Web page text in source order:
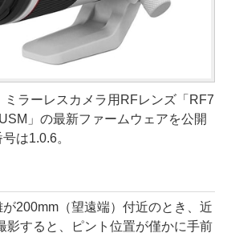
ミラーレスカメラ用RFレンズ「RF7
」の最新ファームウェアを公開
は1.0.6。
が200mm（望遠端）付近のとき、近
影すると、ピント位置が僅かに手前